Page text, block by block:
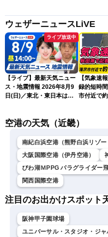
ウェザーニュースLiVE
ライブ放送中
【ライブ】最新天気ニュー
ス・地震情報 2026年8月9
日(日)／東北・東日本は急
小川千奈／芳野達郎〉
【気象速
録的短時
市付近で
空港の天気（近畿）
南紀白浜空港（熊野白浜リゾー
大阪国際空港（伊丹空港）
びわ湖ＭPPG パラグライダー
関西国際空港
注目のお出かけスポット
阪神甲子園球場
ユニバーサル・スタジオ・ジャ